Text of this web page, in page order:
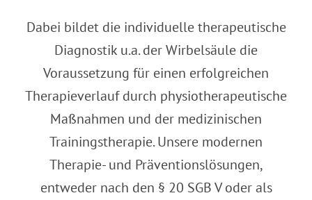
Dabei bildet die individuelle therapeutische
Diagnostik u.a. der Wirbelsäule die
Voraussetzung für einen erfolgreichen
Therapieverlauf durch physiotherapeutische
Maßnahmen und der medizinischen
Trainingstherapie. Unsere modernen
Therapie- und Präventionslösungen,
entweder nach den § 20 SGB V oder als